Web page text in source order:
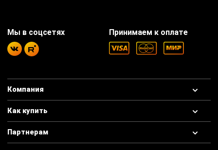
Компания
Как купить
Партнерам
Принимаем к оплате
Мы в соцсетях